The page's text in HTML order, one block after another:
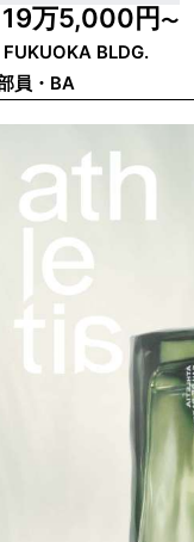
19万5,000円〜
BLDG.
員・BA